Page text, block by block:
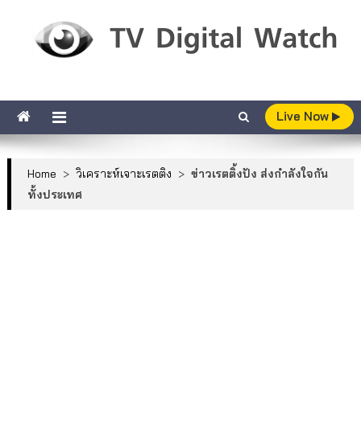
Live Now
Home > วิเคราะห์เจาะเรตติง > ข่าวเรตติ้งปัง ส่งกำลังใจกัน
ทั้งประเทศ